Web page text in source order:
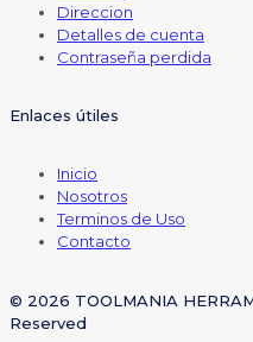
Direccion
Detalles de cuenta
Contraseña perdida
Enlaces útiles
Inicio
Nosotros
Terminos de Uso
Contacto
© 2026 TOOLMANIA
Reserved